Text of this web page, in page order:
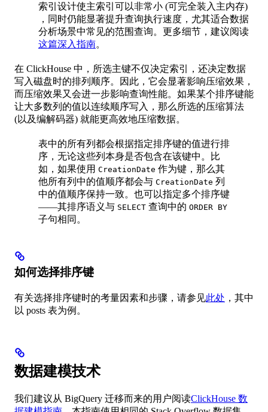
索引设计使主索引可以非常小 (可完全装入主内存)
，同时仍能显著提升查询执行速度，尤其适合数据
分析场景中常见的范围查询。更多细节，建议阅读
这篇深入指南。
在 ClickHouse 中，所选主键不仅决定索引，还决定数据
写入磁盘时的排列顺序。因此，它会显著影响压缩效果，
而压缩效果又会进一步影响查询性能。如果某个排序键能
让大多数列的值以连续顺序写入，那么所选的压缩算法
(以及编解码器) 就能更高效地压缩数据。
表中的所有列都会根据指定排序键的值进行排
序，无论这些列本身是否包含在该键中。比
如，如果使用 CreationDate 作为键，那么其
他所有列中的值顺序都会与 CreationDate 列
中的值顺序保持一致。也可以指定多个排序键
——其排序语义与 SELECT 查询中的 ORDER BY
子句相同。
如何选择排序键
有关选择排序键时的考量因素和步骤，请参见此处 ，其中
以 posts 表为例。
数据建模技术
我们建议从 BigQuery 迁移而来的用户阅读ClickHouse 数